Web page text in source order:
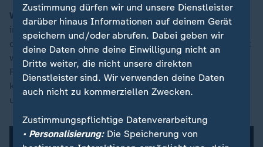
Wynands:
Das ist für alle schockierend. Als Teil einer
internationalen Organisation hoffe ich zwar immer,
dass Völkerrecht und humanitäre Prinzipien respektiert
werden und wir nicht selbst Ziel werden, aber ein
Restrisiko bleibt. Man muss das ausblenden,
konzentriert weiterarbeiten - auch wenn Explosionen
und Vibrationen furchteinflößend sind.
Zustimmung dürfen wir und unsere Dienstleister
darüber hinaus Informationen auf deinem Gerät
speichern und/oder abrufen. Dabei geben wir
deine Daten ohne deine Einwilligung nicht an
Dritte weiter, die nicht unsere direkten
Dienstleister sind. Wir verwenden deine Daten
auch nicht zu kommerziellen Zwecken.
Zustimmungspflichtige Datenverarbeitung
• Personalisierung:Die Speicherung von